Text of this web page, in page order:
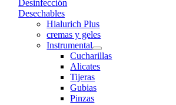
Desinfección
Desechables
Hialurich Plus
cremas y geles
Instrumental
Cucharillas
Alicates
Tijeras
Gubias
Pinzas